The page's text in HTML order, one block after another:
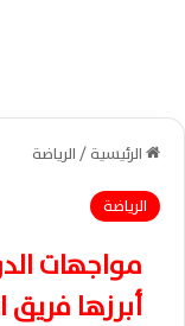
الرئيسية/الرياضة
الرياضة
مواجهات
أبرزها فريق